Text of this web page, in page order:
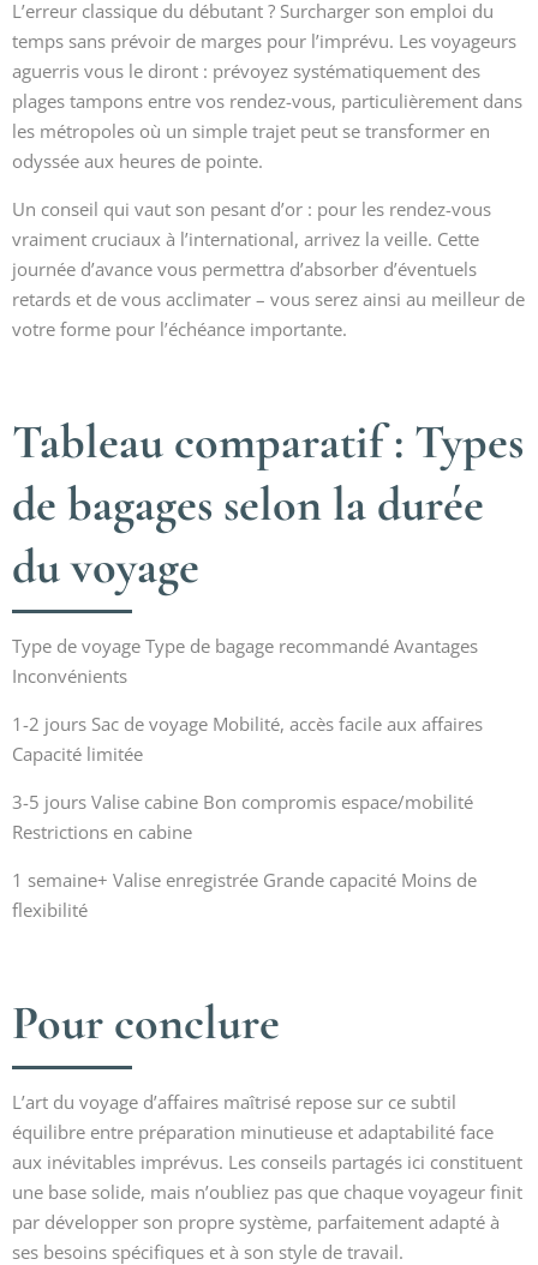
L’erreur classique du débutant ? Surcharger son emploi du
temps sans prévoir de marges pour l’imprévu. Les voyageurs
aguerris vous le diront : prévoyez systématiquement des
plages tampons entre vos rendez-vous, particulièrement dans
les métropoles où un simple trajet peut se transformer en
odyssée aux heures de pointe.
Un conseil qui vaut son pesant d’or : pour les rendez-vous
vraiment cruciaux à l’international, arrivez la veille. Cette
journée d’avance vous permettra d’absorber d’éventuels
retards et de vous acclimater – vous serez ainsi au meilleur de
votre forme pour l’échéance importante.
Tableau comparatif : Types
de bagages selon la durée
du voyage
Type de voyage Type de bagage recommandé Avantages
Inconvénients
1-2 jours Sac de voyage Mobilité, accès facile aux affaires
Capacité limitée
3-5 jours Valise cabine Bon compromis espace/mobilité
Restrictions en cabine
1 semaine+ Valise enregistrée Grande capacité Moins de
flexibilité
Pour conclure
L’art du voyage d’affaires maîtrisé repose sur ce subtil
équilibre entre préparation minutieuse et adaptabilité face
aux inévitables imprévus. Les conseils partagés ici constituent
une base solide, mais n’oubliez pas que chaque voyageur finit
par développer son propre système, parfaitement adapté à
ses besoins spécifiques et à son style de travail.